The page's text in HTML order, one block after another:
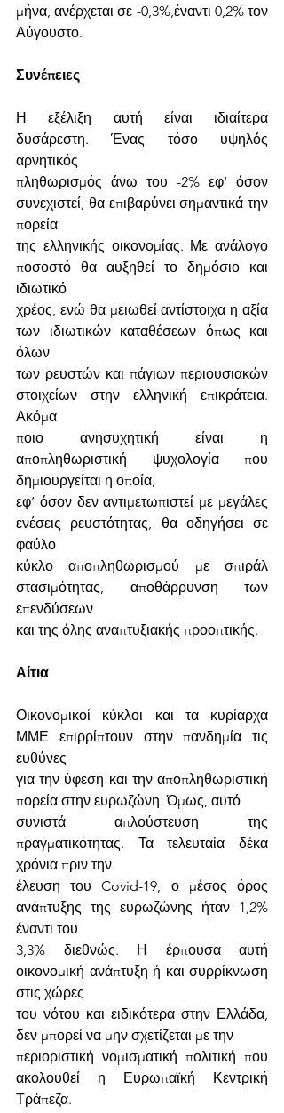
μήνα, ανέρχεται σε -0,3%,έναντι 0,2% τον
Αύγουστο.
Συνέπειες
Η εξέλιξη αυτή είναι ιδιαίτερα
δυσάρεστη. Ένας τόσο υψηλός
αρνητικός
πληθωρισμός άνω του -2% εφ’ όσον
συνεχιστεί, θα επιβαρύνει σημαντικά την
πορεία
της ελληνικής οικονομίας. Με ανάλογο
ποσοστό θα αυξηθεί το δημόσιο και
ιδιωτικό
χρέος, ενώ θα μειωθεί αντίστοιχα η αξία
των ιδιωτικών καταθέσεων όπως και
όλων
των ρευστών και πάγιων περιουσιακών
στοιχείων στην ελληνική επικράτεια.
Ακόμα
ποιο ανησυχητική είναι η
αποπληθωριστική ψυχολογία που
δημιουργείται η οποία,
εφ’ όσον δεν αντιμετωπιστεί με μεγάλες
ενέσεις ρευστότητας, θα οδηγήσει σε
φαύλο
κύκλο αποπληθωρισμού με σπιράλ
στασιμότητας, αποθάρρυνση των
επενδύσεων
και της όλης αναπτυξιακής προοπτικής.
Αίτια
Οικονομικοί κύκλοι και τα κυρίαρχα
ΜΜΕ επιρρίπτουν στην πανδημία τις
ευθύνες
για την ύφεση και την αποπληθωριστική
πορεία στην ευρωζώνη. Όμως, αυτό
συνιστά απλούστευση της
πραγματικότητας. Τα τελευταία δέκα
χρόνια πριν την
έλευση του Covid-19, ο μέσος όρος
ανάπτυξης της ευρωζώνης ήταν 1,2%
έναντι του
3,3% διεθνώς. Η έρπουσα αυτή
οικονομική ανάπτυξη ή και συρρίκνωση
στις χώρες
του νότου και ειδικότερα στην Ελλάδα,
δεν μπορεί να μην σχετίζεται με την
περιοριστική νομισματική πολιτική που
ακολουθεί η Ευρωπαϊκή Κεντρική
Τράπεζα.